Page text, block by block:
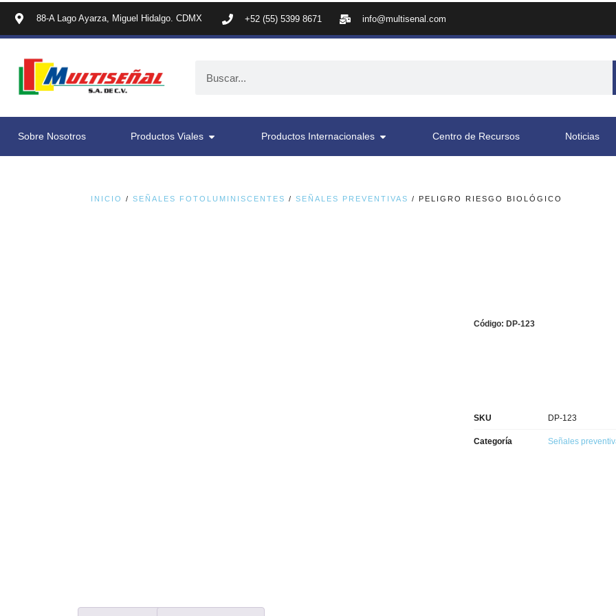
88-A Lago Ayarza, Miguel Hidalgo. CDMX +52 (55) 5399 8671 info@multisenal.com
Sobre Nosotros Productos Viales Productos Internacionales Centro de Recursos Noticias
INICIO / SEÑALES FOTOLUMINISCENTES / SEÑALES PREVENTIVAS / PELIGRO RIESGO BIOLÓGICO
Código: DP-123
SKU DP-123
Categoría Señales